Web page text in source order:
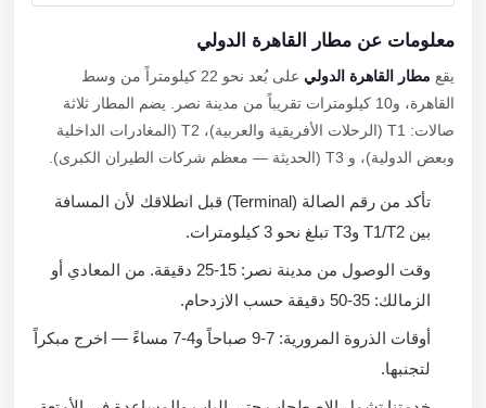
معلومات عن مطار القاهرة الدولي
يقعمطار القاهرة الدولي
على بُعد نحو 22 كيلومتراً من وسط
القاهرة، و10 كيلومترات تقريباً من مدينة نصر. يضم المطار ثلاثة
صالات: T1 (الرحلات الأفريقية والعربية)، T2 (المغادرات الداخلية
وبعض الدولية)، و T3 (الحديثة — معظم شركات الطيران الكبرى).
تأكد من رقم الصالة (Terminal) قبل انطلاقك لأن المسافة
بين T1/T2 وT3 تبلغ نحو 3 كيلومترات.
وقت الوصول من مدينة نصر: 15-25 دقيقة. من المعادي أو
الزمالك: 35-50 دقيقة حسب الازدحام.
أوقات الذروة المرورية: 7-9 صباحاً و4-7 مساءً — اخرج مبكراً
لتجنبها.